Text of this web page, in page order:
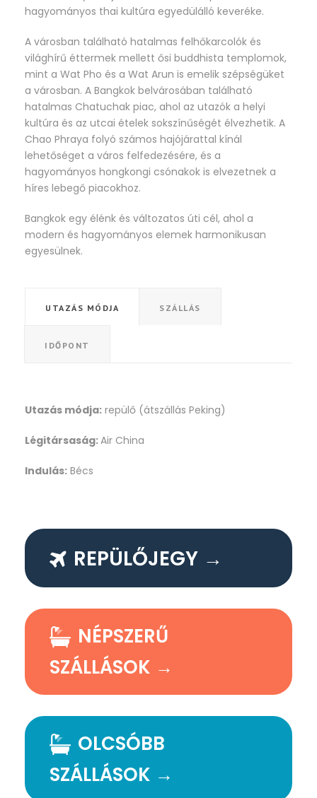
hagyományos thai kultúra egyedülálló keveréke.
A városban található hatalmas felhőkarcolók és
világhírű éttermek mellett ősi buddhista templomok,
mint a Wat Pho és a Wat Arun is emelik szépségüket
a városban. A Bangkok belvárosában található
hatalmas Chatuchak piac, ahol az utazók a helyi
kultúra és az utcai ételek sokszínűségét élvezhetik. A
Chao Phraya folyó számos hajójárattal kínál
lehetőséget a város felfedezésére, és a
hagyományos hongkongi csónakok is elvezetnek a
híres lebegő piacokhoz.
Bangkok egy élénk és változatos úti cél, ahol a
modern és hagyományos elemek harmonikusan
egyesülnek.
UTAZÁS MÓDJA SZÁLLÁS
IDŐPONT
Utazás módja: repülő (átszállás Peking)
Légitársaság:Air China
Indulás: Bécs
REPÜLŐJEGY →
NÉPSZERŰ
SZÁLLÁSOK →
OLCSÓBB
SZÁLLÁSOK →